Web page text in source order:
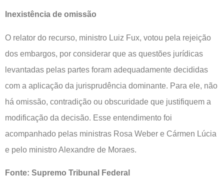
Inexistência de omissão
O relator do recurso, ministro Luiz Fux, votou pela rejeição
dos embargos, por considerar que as questões jurídicas
levantadas pelas partes foram adequadamente decididas
com a aplicação da jurisprudência dominante. Para ele, não
há omissão, contradição ou obscuridade que justifiquem a
modificação da decisão. Esse entendimento foi
acompanhado pelas ministras Rosa Weber e Cármen Lúcia
e pelo ministro Alexandre de Moraes.
Fonte: Supremo Tribunal Federal